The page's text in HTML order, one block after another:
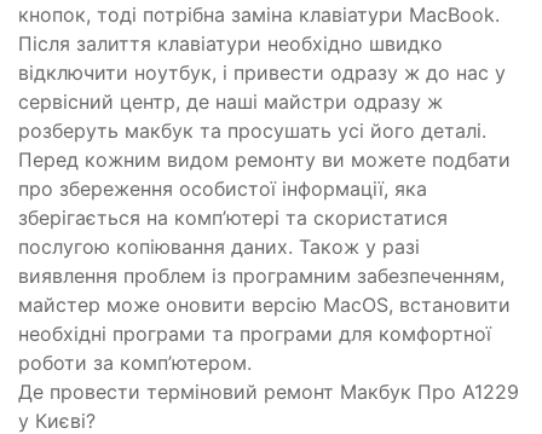
кнопок, тоді потрібна заміна клавіатури MacBook.
Після залиття клавіатури необхідно швидко
відключити ноутбук, і привести одразу ж до нас у
сервісний центр, де наші майстри одразу ж
розберуть макбук та просушать усі його деталі.
Перед кожним видом ремонту ви можете подбати
про збереження особистої інформації, яка
зберігається на комп’ютері та скористатися
послугою копіювання даних. Також у разі
виявлення проблем із програмним забезпеченням,
майстер може оновити версію MacOS, встановити
необхідні програми та програми для комфортної
роботи за комп’ютером.
Де провести терміновий ремонт Макбук Про A1229
у Києві?